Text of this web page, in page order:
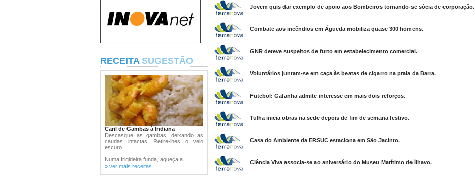
RECEITA SUGESTÃO
Caril de Gambas à Indiana
Descasque as gambas, deixando as
caudas intactas. Retire-lhes o veio
escuro.
Numa frigideira funda, aqueça a ...
» ver mais receitas
Jovem quis dar exemplo de apoio aos Bombeiros tornando-se sócia de corporação.
Combate aos incêndios em Águeda mobiliza quase 300 homens.
GNR deteve suspeitos de furto em estabelecimento comercial.
Voluntários juntam-se em caça às beatas de cigarro na praia da Barra.
Futebol: Gafanha admite interesse em mais dois reforços.
Tulha inicia obras na sede depois de fim de semana festivo.
Casa do Ambiente da ERSUC estaciona em São Jacinto.
Ciência Viva associa-se ao aniversário do Museu Marítimo de Ílhavo.